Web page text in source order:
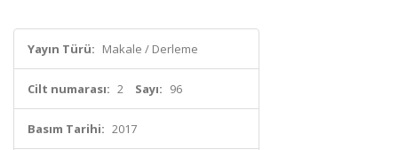
Yayın Türü: Makale / Derleme
Cilt numarası: 2 Sayı: 96
Basım Tarihi: 2017